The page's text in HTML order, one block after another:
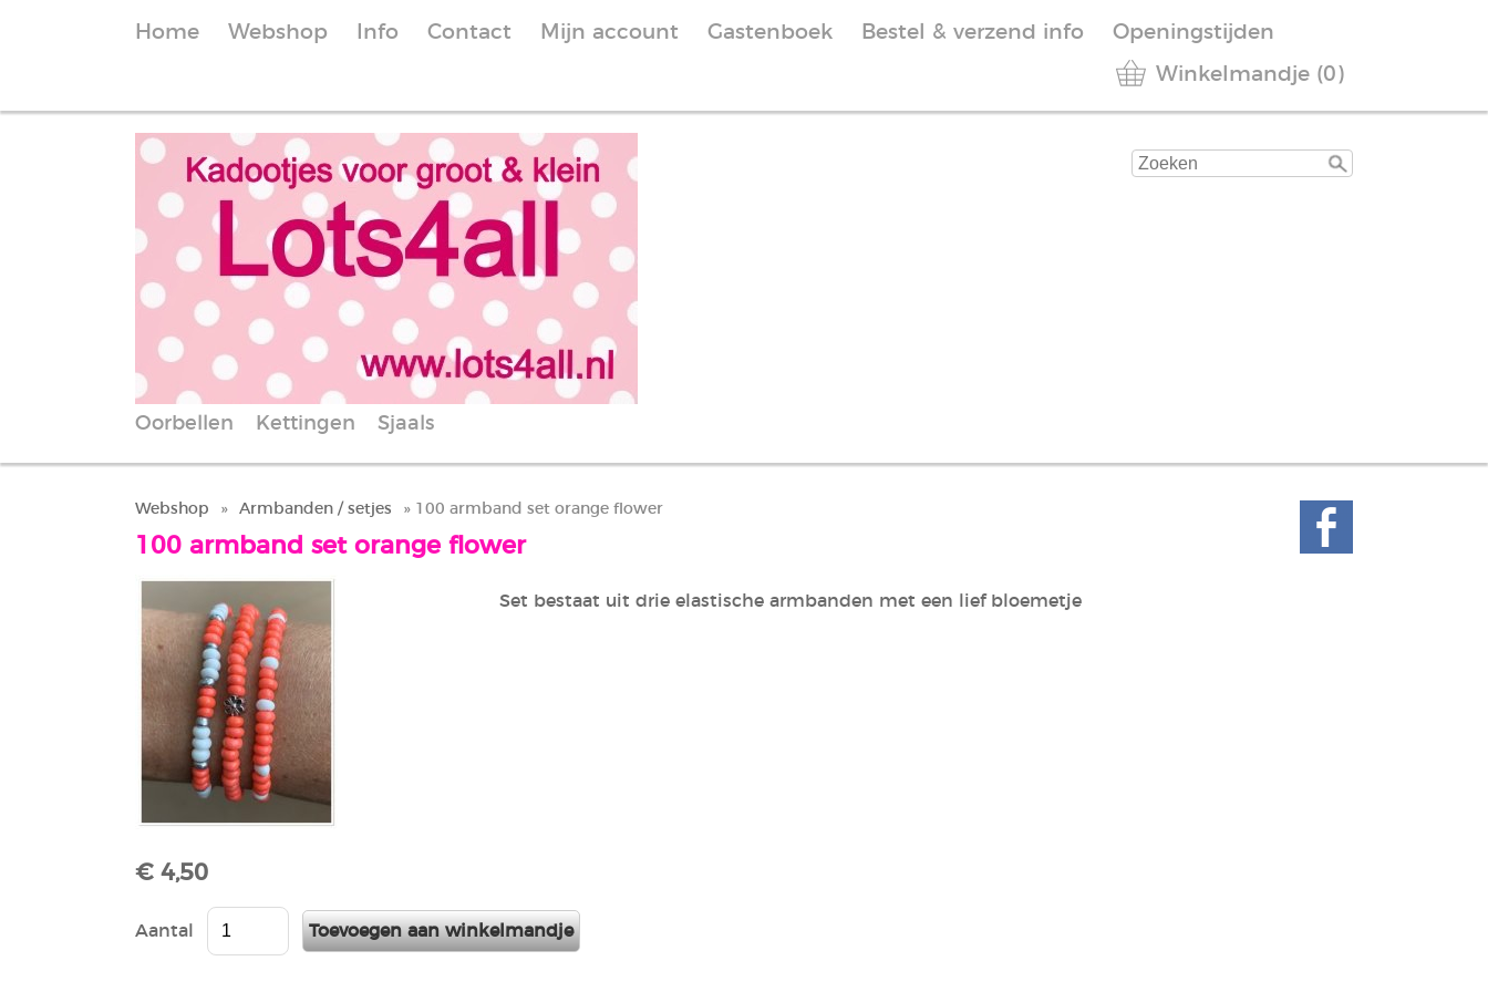
Home Webshop Info Contact Mijn account Gastenboek Bestel & verzend info Openingstijden
Winkelmandje (0)
Oorbellen Kettingen Sjaals
Webshop » Armbanden / setjes » 100 armband set orange flower
100 armband set orange flower
Set bestaat uit drie elastische armbanden met een lief bloemetje
€ 4,50
Aantal